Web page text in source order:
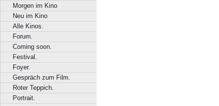
Morgen im Kino
Neu im Kino
Alle Kinos.
Forum.
Coming soon.
Festival.
Foyer.
Gespräch zum Film.
Roter Teppich.
Portrait.